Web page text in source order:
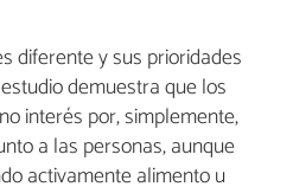
diferente y sus prioridades
demuestra que los
interés por, simplemente,
a las personas, aunque
activamente alimento u